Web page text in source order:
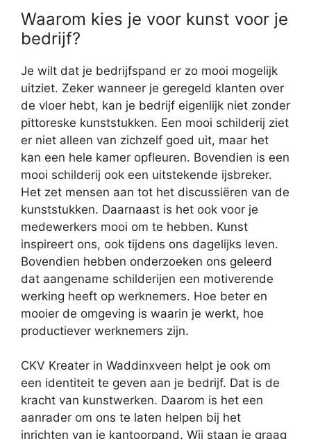
Waarom kies je voor kunst voor je
bedrijf?
Je wilt dat je bedrijfspand er zo mooi mogelijk
uitziet. Zeker wanneer je geregeld klanten over
de vloer hebt, kan je bedrijf eigenlijk niet zonder
pittoreske kunststukken. Een mooi schilderij ziet
er niet alleen van zichzelf goed uit, maar het
kan een hele kamer opfleuren. Bovendien is een
mooi schilderij ook een uitstekende ijsbreker.
Het zet mensen aan tot het discussiëren van de
kunststukken. Daarnaast is het ook voor je
medewerkers mooi om te hebben. Kunst
inspireert ons, ook tijdens ons dagelijks leven.
Bovendien hebben onderzoeken ons geleerd
dat aangename schilderijen een motiverende
werking heeft op werknemers. Hoe beter en
mooier de omgeving is waarin je werkt, hoe
productiever werknemers zijn.
CKV Kreater in Waddinxveen helpt je ook om
een identiteit te geven aan je bedrijf. Dat is de
kracht van kunstwerken. Daarom is het een
aanrader om ons te laten helpen bij het
inrichten van je kantoorpand. Wij staan je graag